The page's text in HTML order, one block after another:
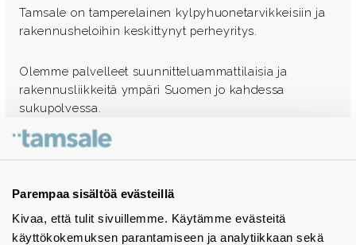
Parempaa sisältöä evästeillä
Kivaa, että tulit sivuillemme. Käytämme evästeitä
käyttökokemuksen parantamiseen ja analytiikkaan sekä
Tamsale on tamperelainen kylpyhuonetarvikkeisiin ja
rakennusheloihin keskittynyt perheyritys.
Olemme palvelleet suunnitteluammattilaisia ja
rakennusliikkeitä ympäri Suomen jo kahdessa
sukupolvessa.
Ota yhteyttä - autamme mielellämme
Tuotekuvastot
Instagram